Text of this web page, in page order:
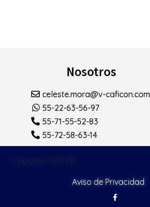
Nosotros
celeste.mora@v-caficon.com
55-22-63-56-97
55-71-55-52-83
55-72-58-63-14
Copyright 2021 ©
Aviso de Privacidad